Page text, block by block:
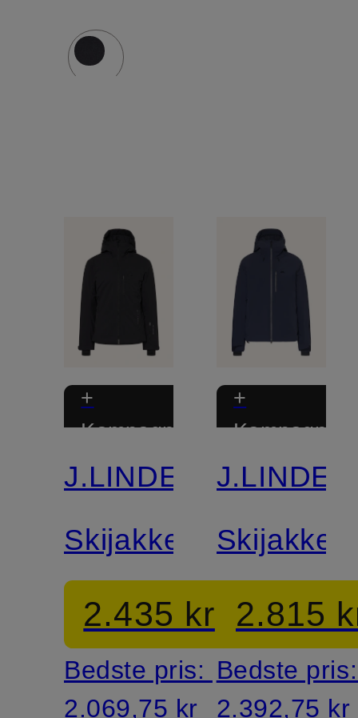
+
Kampagnerabat
J.LINDEBERG
Skijakke
2.435 kr
Bedste pris:
2.069,75 kr
+
Skijakke
2.815
Bedste
2.392,75 kr